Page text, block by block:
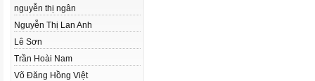
nguyễn thị ngân
Nguyễn Thị Lan Anh
Lê Sơn
Trần Hoài Nam
Võ Đăng Hồng Việt